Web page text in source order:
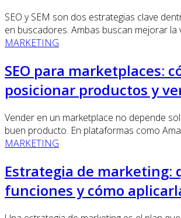
SEO y SEM son dos estrategias clave
en buscadores. Ambas buscan mejorar la
MARKETING
SEO para marketplaces:
posicionar productos y
Vender en un marketplace no depende
buen producto. En plataformas como
MARKETING
Estrategia de marketing:
funciones y cómo